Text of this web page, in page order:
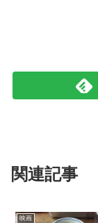
関連記事
映画